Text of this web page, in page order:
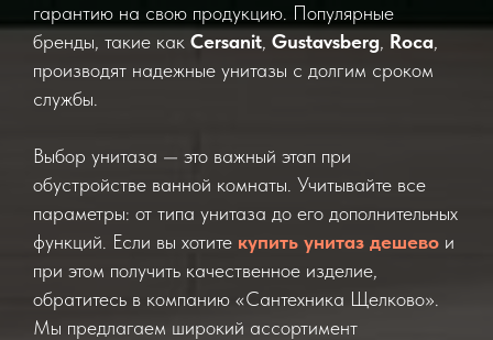
гарантию на свою продукцию. Популярные
бренды, такие как Cersanit Gustavsberg Roca
производят надежные унитазы с долгим сроком
службы.
Выбор унитаза — это важный этап при
обустройстве ванной комнаты. Учитывайте все
параметры: от типа унитаза до его дополнительных
функций. Если вы хотите купить унитаз дешево и
при этом получить качественное изделие,
обратитесь в компанию «Сантехника Щелково».
Мы предлагаем широкий ассортимент